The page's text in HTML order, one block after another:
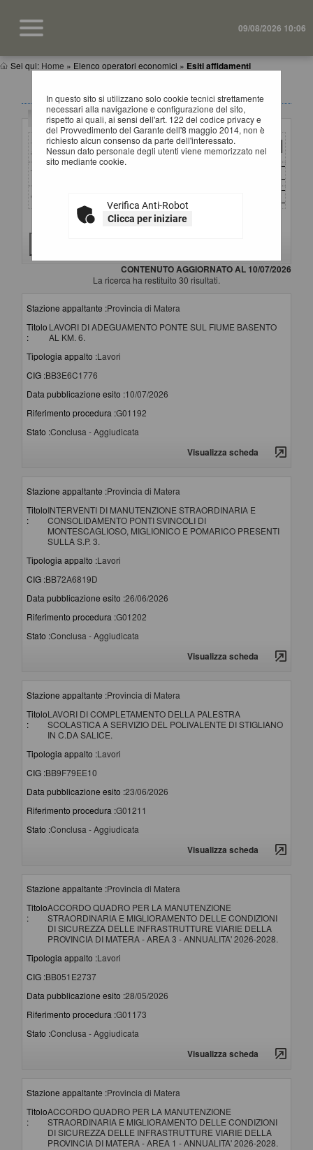
09/08/2026 10:06
Sei qui: Home » Elenco operatori economici » Esiti affidamenti
In questo sito si utilizzano solo cookie tecnici strettamente
necessari alla navigazione e configurazione del sito,
rispetto ai quali, ai sensi dell'art. 122 del codice privacy e
del Provvedimento del Garante dell'8 maggio 2014, non è
richiesto alcun consenso da parte dell'interessato.
Nessun dato personale degli utenti viene memorizzato nel
sito mediante cookie.
Verifica Anti-Robot
Clicca per iniziare
ESITI AFFIDAMENTI
Criteri di ricerca
Stazione
appaltante :
Titolo :
CIG :
Criteri di ricerca avanzati
CONTENUTO AGGIORNATO AL 10/07/2026
La ricerca ha restituito 30 risultati.
Stazione appaltante :Provincia di Matera
Titolo
:
LAVORI DI ADEGUAMENTO PONTE SUL FIUME BASENTO
AL KM. 6.
Tipologia appalto :Lavori
CIG :BB3E6C1776
Data pubblicazione esito :10/07/2026
Riferimento procedura :G01192
Stato :Conclusa - Aggiudicata
Visualizza scheda
Stazione appaltante :Provincia di Matera
Titolo
:
INTERVENTI DI MANUTENZIONE STRAORDINARIA E
CONSOLIDAMENTO PONTI SVINCOLI DI
MONTESCAGLIOSO, MIGLIONICO E POMARICO PRESENTI
SULLA S.P. 3.
Tipologia appalto :Lavori
CIG :BB72A6819D
Data pubblicazione esito :26/06/2026
Riferimento procedura :G01202
Stato :Conclusa - Aggiudicata
Visualizza scheda
Stazione appaltante :Provincia di Matera
Titolo
:
LAVORI DI COMPLETAMENTO DELLA PALESTRA
SCOLASTICA A SERVIZIO DEL POLIVALENTE DI STIGLIANO
IN C.DA SALICE.
Tipologia appalto :Lavori
CIG :BB9F79EE10
Data pubblicazione esito :23/06/2026
Riferimento procedura :G01211
Stato :Conclusa - Aggiudicata
Visualizza scheda
Stazione appaltante :Provincia di Matera
Titolo
:
ACCORDO QUADRO PER LA MANUTENZIONE
STRAORDINARIA E MIGLIORAMENTO DELLE CONDIZIONI
DI SICUREZZA DELLE INFRASTRUTTURE VIARIE DELLA
PROVINCIA DI MATERA - AREA 3 - ANNUALITA' 2026-2028.
Tipologia appalto :Lavori
CIG :BB051E2737
Data pubblicazione esito :28/05/2026
Riferimento procedura :G01173
Stato :Conclusa - Aggiudicata
Visualizza scheda
Stazione appaltante :Provincia di Matera
Titolo
:
ACCORDO QUADRO PER LA MANUTENZIONE
STRAORDINARIA E MIGLIORAMENTO DELLE CONDIZIONI
DI SICUREZZA DELLE INFRASTRUTTURE VIARIE DELLA
PROVINCIA DI MATERA - AREA 1 - ANNUALITA' 2026-2028.